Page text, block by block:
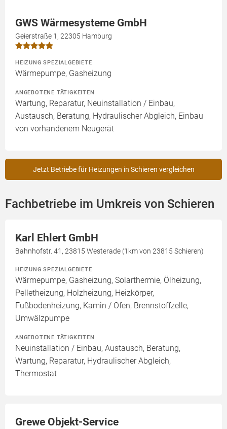
GWS Wärmesysteme GmbH
Geierstraße 1, 22305 Hamburg
HEIZUNG SPEZIALGEBIETE
Wärmepumpe, Gasheizung
ANGEBOTENE TÄTIGKEITEN
Wartung, Reparatur, Neuinstallation / Einbau,
Austausch, Beratung, Hydraulischer Abgleich, Einbau
von vorhandenem Neugerät
Jetzt Betriebe für Heizungen in Schieren vergleichen
Fachbetriebe im Umkreis von Schieren
Karl Ehlert GmbH
Bahnhofstr. 41, 23815 Westerade (1km von 23815 Schieren)
HEIZUNG SPEZIALGEBIETE
Wärmepumpe, Gasheizung, Solarthermie, Ölheizung,
Pelletheizung, Holzheizung, Heizkörper,
Fußbodenheizung, Kamin / Ofen, Brennstoffzelle,
Umwälzpumpe
ANGEBOTENE TÄTIGKEITEN
Neuinstallation / Einbau, Austausch, Beratung,
Wartung, Reparatur, Hydraulischer Abgleich,
Thermostat
Grewe Objekt-Service